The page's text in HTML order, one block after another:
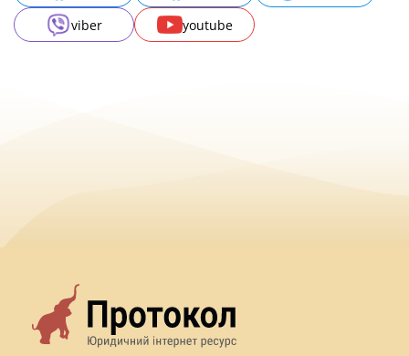
viber
youtube